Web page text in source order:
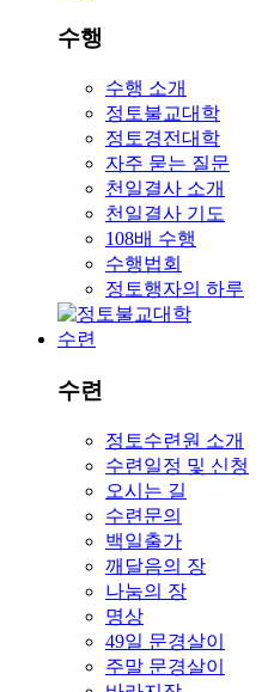
수행
수행 소개
정토불교대학
정토경전대학
자주 묻는 질문
천일결사 소개
천일결사 기도
108배 수행
수행법회
정토행자의 하루
수련
수련
정토수련원 소개
수련일정 및 신청
오시는 길
수련문의
백일출가
깨달음의 장
나눔의 장
명상
49일 문경살이
주말 문경살이